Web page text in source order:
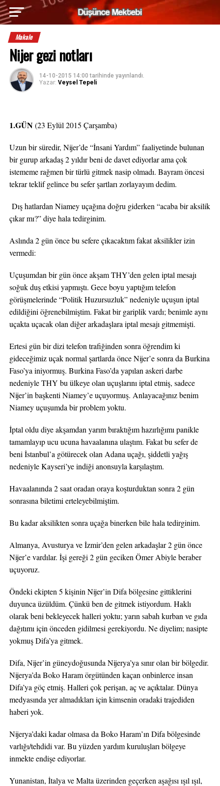
Makale
Nijer gezi notları
14-10-2015 14:00 tarihinde yayınlandı.
Yazar: Veysel Tepeli
1.GÜN(23 Eylül 2015 Çarşamba)
Uzun bir süredir, Nijer’de “İnsani Yardım” faaliyetinde bulunan
bir gurup arkadaş 2 yıldır beni de davet ediyorlar ama çok
istememe rağmen bir türlü gitmek nasip olmadı. Bayram öncesi
tekrar teklif gelince bu sefer şartları zorlayayım dedim.
Dış hatlardan Niamey uçağına doğru giderken “acaba bir aksilik
çıkar mı?” diye hala tedirginim.
Aslında 2 gün önce bu sefere çıkacaktım fakat aksilikler izin
vermedi:
Uçuşumdan bir gün önce akşam THY’den gelen iptal mesajı
soğuk duş etkisi yapmıştı. Gece boyu yaptığım telefon
görüşmelerinde “Politik Huzursuzluk” nedeniyle uçuşun iptal
edildiğini öğrenebilmiştim. Fakat bir gariplik vardı; benimle aynı
uçakta uçacak olan diğer arkadaşlara iptal mesajı gitmemişti.
Ertesi gün bir dizi telefon trafiğinden sonra öğrendim ki
gideceğimiz uçak normal şartlarda önce Nijer’e sonra da Burkina
Faso’ya iniyormuş. Burkina Faso’da yapılan askeri darbe
nedeniyle THY bu ülkeye olan uçuşlarını iptal etmiş, sadece
Nijer’in başkenti Niamey’e uçuyormuş. Anlayacağınız benim
Niamey uçuşumda bir problem yoktu.
İptal oldu diye akşamdan yarım bıraktığım hazırlığımı panikle
tamamlayıp ucu ucuna havaalanına ulaştım. Fakat bu sefer de
beni İstanbul’a götürecek olan Adana uçağı, şiddetli yağış
nedeniyle Kayseri’ye indiği anonsuyla karşılaştım.
Havaalanında 2 saat oradan oraya koşturduktan sonra 2 gün
sonrasına biletimi erteleyebilmiştim.
Bu kadar aksilikten sonra uçağa binerken bile hala tedirginim.
Almanya, Avusturya ve İzmir’den gelen arkadaşlar 2 gün önce
Nijer’e vardılar. İşi gereği 2 gün geciken Ömer Abiyle beraber
uçuyoruz.
Öndeki ekipten 5 kişinin Nijer’in Difa bölgesine gittiklerini
duyunca üzüldüm. Çünkü ben de gitmek istiyordum. Haklı
olarak beni bekleyecek halleri yoktu; yarın sabah kurban ve gıda
dağıtımı için önceden gidilmesi gerekiyordu. Ne diyelim; nasipte
yokmuş Difa’ya gitmek.
Difa, Nijer’in güneydoğusunda Nijerya’ya sınır olan bir bölgedir.
Nijerya’da Boko Haram örgütünden kaçan onbinlerce insan
Difa’ya göç etmiş. Halleri çok perişan, aç ve açıktalar. Dünya
medyasında yer almadıkları için kimsenin oradaki trajediden
haberi yok.
Nijerya’daki kadar olmasa da Boko Haram’ın Difa bölgesinde
varlığı/tehdidi var. Bu yüzden yardım kuruluşları bölgeye
inmekte endişe ediyorlar.
Yunanistan, İtalya ve Malta üzerinden geçerken aşağısı ışıl ışıl,